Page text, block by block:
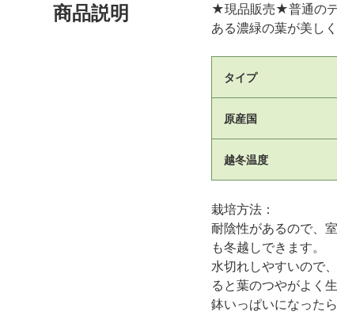
商品説明
★現品販売★普通のデ
ある濃緑の葉が美し
タイプ
原産国
越冬温度
栽培方法：
耐陰性があるので、
も冬越しできます。
水切れしやすいので
ると葉のつやがよく
鉢いっぱいになった